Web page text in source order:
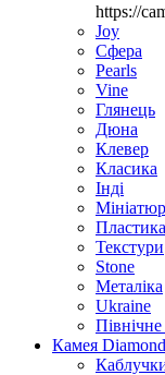
https://
Joy
Сфера
Pearls
Vine
Глянець
Дюна
Клевер
Класика
Інді
Пластика
Текстури
Stone
Металіка
Ukraine
Камея Diamond